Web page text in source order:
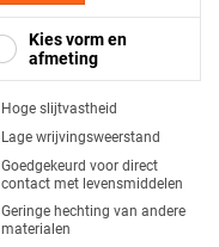
Kies vorm en
afmeting
Vierkant
Hoge slijtvastheid
Lage wrijvingsweerstand
Goedgekeurd voor direct
contact met levensmiddelen
Geringe hechting van andere
materialen